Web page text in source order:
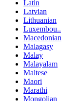
Latin
Latvian
Lithuanian
Luxembou..
Macedonian
Malagasy
Malay
Malayalam
Maltese
Maori
Marathi
Mongolian